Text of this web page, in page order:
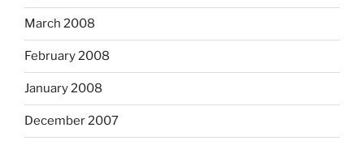
March 2008
February 2008
January 2008
December 2007